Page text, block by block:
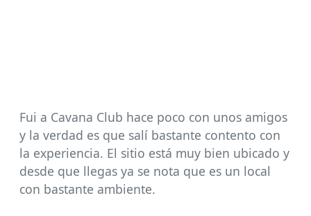
Fui a Cavana Club hace poco con unos amigos
y la verdad es que salí bastante contento con
la experiencia. El sitio está muy bien ubicado y
desde que llegas ya se nota que es un local
con bastante ambiente.